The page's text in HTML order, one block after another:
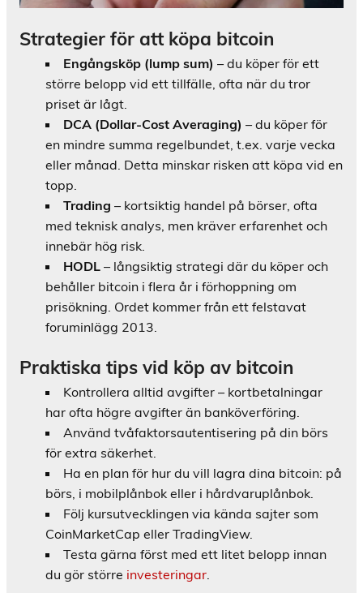
Strategier för att köpa bitcoin
Engångsköp (lump sum) – du köper för ett
större belopp vid ett tillfälle, ofta när du tror
priset är lågt.
DCA (Dollar-Cost Averaging) – du köper för
en mindre summa regelbundet, t.ex. varje vecka
eller månad. Detta minskar risken att köpa vid en
topp.
Trading – kortsiktig handel på börser, ofta
med teknisk analys, men kräver erfarenhet och
innebär hög risk.
HODL – långsiktig strategi där du köper och
behåller bitcoin i flera år i förhoppning om
prisökning. Ordet kommer från ett felstavat
foruminlägg 2013.
Praktiska tips vid köp av bitcoin
Kontrollera alltid avgifter – kortbetalningar
har ofta högre avgifter än banköverföring.
Använd tvåfaktorsautentisering på din börs
för extra säkerhet.
Ha en plan för hur du vill lagra dina bitcoin: på
börs, i mobilplånbok eller i hårdvaruplånbok.
Följ kursutvecklingen via kända sajter som
CoinMarketCap eller TradingView.
Testa gärna först med ett litet belopp innan
du gör större investeringar.